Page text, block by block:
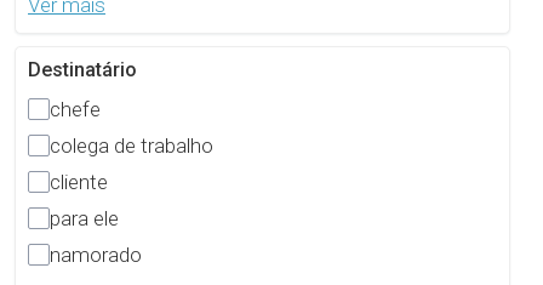
Ver mais
Destinatário
chefe
colega de trabalho
cliente
para ele
namorado